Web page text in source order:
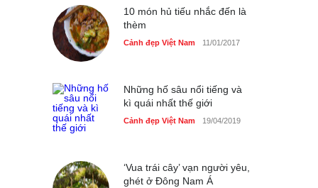
Cảnh đẹp Việt Nam 25/04/2020
Bán đảo Sơn Trà sẽ là khu
10 món hủ tiếu nhắc đến là
thèm
Cảnh đẹp Việt Nam 11/01/2017
Những hố sâu nổi tiếng và
kì quái nhất thế giới
Cảnh đẹp Việt Nam 19/04/2019
‘Vua trái cây’ vạn người yêu,
ghét ở Đông Nam Á